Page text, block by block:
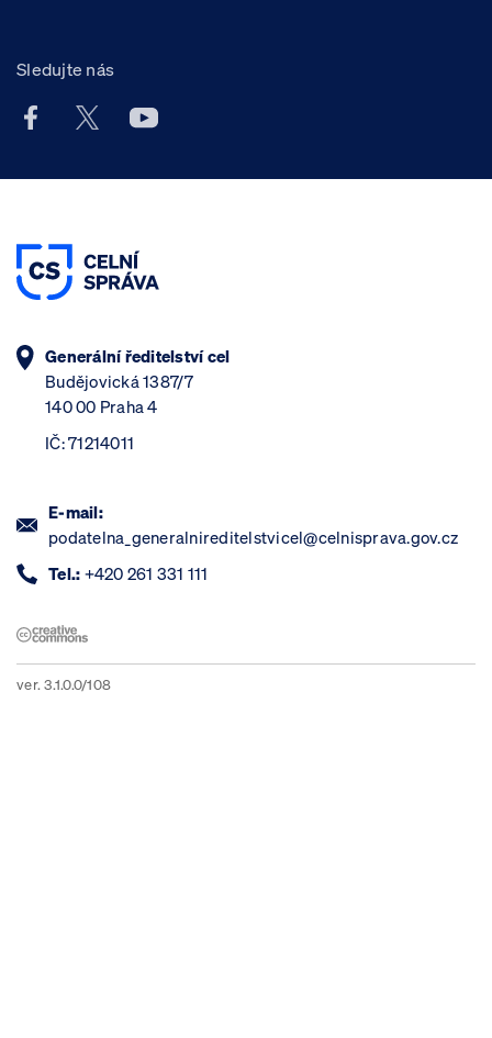
Sledujte nás
Facebook účet Celní správy ČR
X účet Celní správy ČR
Youtube účet Celní správy ČR
Generální ředitelství cel
Budějovická 1387/7
140 00 Praha 4
IČ: 71214011
E-mail:
podatelna_generalnireditelstvicel@celnisprava.gov.cz
Tel.: +420 261 331 111
ver. 3.1.0.0/108